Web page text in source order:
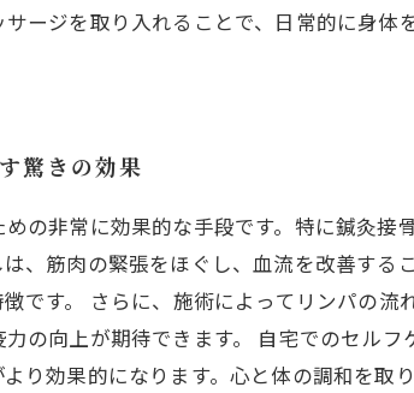
ージを取り入れることで、日常的に身
驚きの効果
の非常に効果的な手段です。特に鍼灸
、筋肉の緊張をほぐし、血流を改善す
です。 さらに、施術によってリンパの
の向上が期待できます。 自宅でのセル
り効果的になります。心と体の調和を